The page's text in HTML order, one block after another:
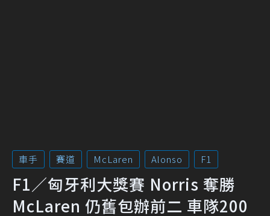
車手 賽道 McLaren Alonso F1
F1／匈牙利大獎賽 Norris 奪勝
McLaren 仍舊包辦前二 車隊200